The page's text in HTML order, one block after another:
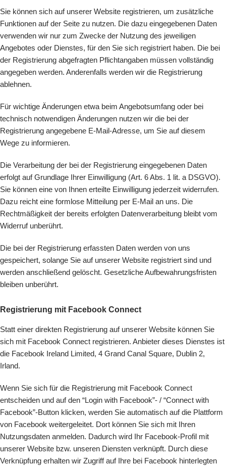
Sie können sich auf unserer Website registrieren, um zusätzliche
Funktionen auf der Seite zu nutzen. Die dazu eingegebenen Daten
verwenden wir nur zum Zwecke der Nutzung des jeweiligen
Angebotes oder Dienstes, für den Sie sich registriert haben. Die bei
der Registrierung abgefragten Pflichtangaben müssen vollständig
angegeben werden. Anderenfalls werden wir die Registrierung
ablehnen.
Für wichtige Änderungen etwa beim Angebotsumfang oder bei
technisch notwendigen Änderungen nutzen wir die bei der
Registrierung angegebene E-Mail-Adresse, um Sie auf diesem
Wege zu informieren.
Die Verarbeitung der bei der Registrierung eingegebenen Daten
erfolgt auf Grundlage Ihrer Einwilligung (Art. 6 Abs. 1 lit. a DSGVO).
Sie können eine von Ihnen erteilte Einwilligung jederzeit widerrufen.
Dazu reicht eine formlose Mitteilung per E-Mail an uns. Die
Rechtmäßigkeit der bereits erfolgten Datenverarbeitung bleibt vom
Widerruf unberührt.
Die bei der Registrierung erfassten Daten werden von uns
gespeichert, solange Sie auf unserer Website registriert sind und
werden anschließend gelöscht. Gesetzliche Aufbewahrungsfristen
bleiben unberührt.
Registrierung mit Facebook Connect
Statt einer direkten Registrierung auf unserer Website können Sie
sich mit Facebook Connect registrieren. Anbieter dieses Dienstes ist
die Facebook Ireland Limited, 4 Grand Canal Square, Dublin 2,
Irland.
Wenn Sie sich für die Registrierung mit Facebook Connect
entscheiden und auf den “Login with Facebook”- / “Connect with
Facebook”-Button klicken, werden Sie automatisch auf die Plattform
von Facebook weitergeleitet. Dort können Sie sich mit Ihren
Nutzungsdaten anmelden. Dadurch wird Ihr Facebook-Profil mit
unserer Website bzw. unseren Diensten verknüpft. Durch diese
Verknüpfung erhalten wir Zugriff auf Ihre bei Facebook hinterlegten